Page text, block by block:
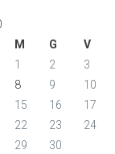
M G V
1
2 3
8 9 10
15 16 17
22 23 24
29
30